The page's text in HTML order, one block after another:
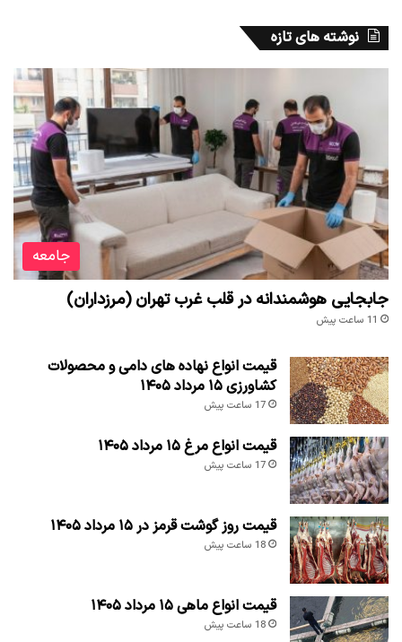
نوشته های تازه
جامعه
جابجایی هوشمندانه در قلب غرب تهران (مرزداران)
11 ساعت پیش
قیمت انواع نهاده های دامی و محصولات
کشاورزی ۱۵ مرداد ۱۴۰۵
17 ساعت پیش
قیمت انواع مرغ ۱۵ مرداد ۱۴۰۵
17 ساعت پیش
قیمت روز گوشت قرمز در ۱۵ مرداد ۱۴۰۵
18 ساعت پیش
قیمت انواع ماهی ۱۵ مرداد ۱۴۰۵
18 ساعت پیش